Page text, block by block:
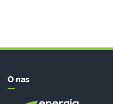
O nas